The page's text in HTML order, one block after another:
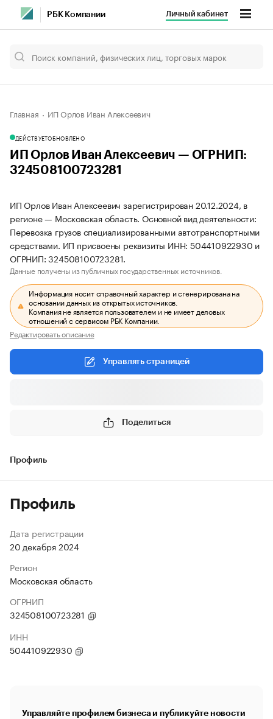
РБК Компании Личный кабинет
Главная ИП Орлов Иван Алексеевич
ДЕЙСТВУЕТОБНОВЛЕНО
ИП Орлов Иван Алексеевич — ОГРНИП:
324508100723281
ИП Орлов Иван Алексеевич зарегистрирован 20.12.2024, в
регионе — Московская область. Основной вид деятельности:
Перевозка грузов специализированными автотранспортными
средствами. ИП присвоены реквизиты ИНН: 504410922930 и
ОГРНИП: 324508100723281.
Данные получены из публичных государственных источников.
Информация носит справочный характер и сгенерирована на
основании данных из открытых источников.
Компания не является пользователем и не имеет деловых
отношений с сервисом РБК Компании.
Редактировать описание
Управлять страницей
Поделиться
Профиль
Профиль
Дата регистрации
20 декабря 2024
Регион
Московская область
ОГРНИП
324508100723281
ИНН
504410922930
Управляйте профилем бизнеса и публикуйте новости